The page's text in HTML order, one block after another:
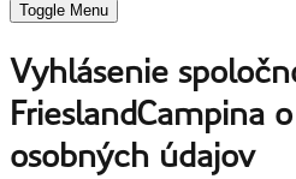
Toggle Menu
Vyhlásenie
FrieslandCampina
osobných údajov